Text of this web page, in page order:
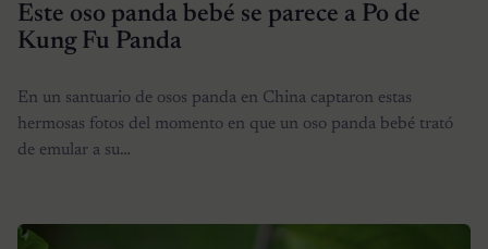
Este oso panda bebé se parece a Po de
Kung Fu Panda
En un santuario de osos panda en China captaron estas
hermosas fotos del momento en que un oso panda bebé trató
de emular a su…